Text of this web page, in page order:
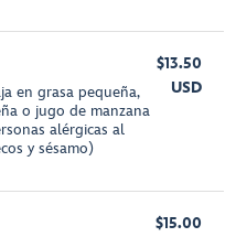
en grasa pequeña,
o jugo de manzana
alérgicas al
y sésamo)
$13.50
USD
$15.00